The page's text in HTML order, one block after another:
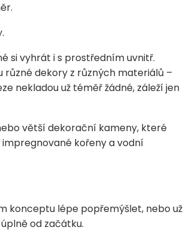
si vyhrát i s prostředním uvnitř.
různé dekory z různých materiálů –
nekladou už téměř žádné, záleží jen
větší dekorační kameny, které
kořeny a vodní
konceptu lépe popřemýšlet, nebo už
od začátku.